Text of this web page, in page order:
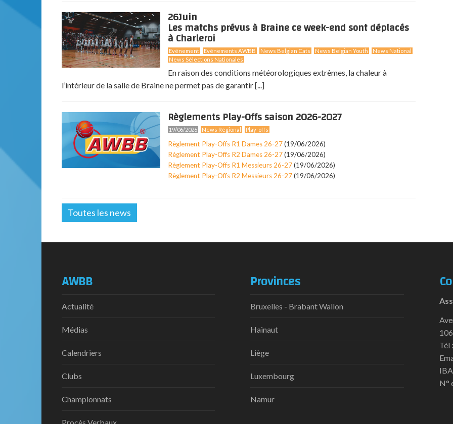
26Juin
Les matchs prévus à Braine ce week-end sont déplacés
à Charleroi
Evénement Evénements AWBB News Belgian Cats News Belgian Youth
News National
News Sélections Nationales
En raison des conditions météorologiques extrêmes, la chaleur à
l’intérieur de la salle de Braine ne permet pas de garantir [...]
Règlements Play-Offs saison 2026-2027
19/06/2026 News Régional Play-offs
Règlement Play-Offs R1 Dames 26-27(19/06/2026)
Règlement Play-Offs R2 Dames 26-27(19/06/2026)
Règlement Play-Offs R1 Messieurs 26-27(19/06/2026)
Règlement Play-Offs R2 Messieurs 26-27(19/06/2026)
Toutes les news
AWBB
Actualité
Médias
Calendriers
Clubs
Championnats
Provinces
Bruxelles - Brabant Wallon
Hainaut
Liège
Luxembourg
Namur
Tél
N°